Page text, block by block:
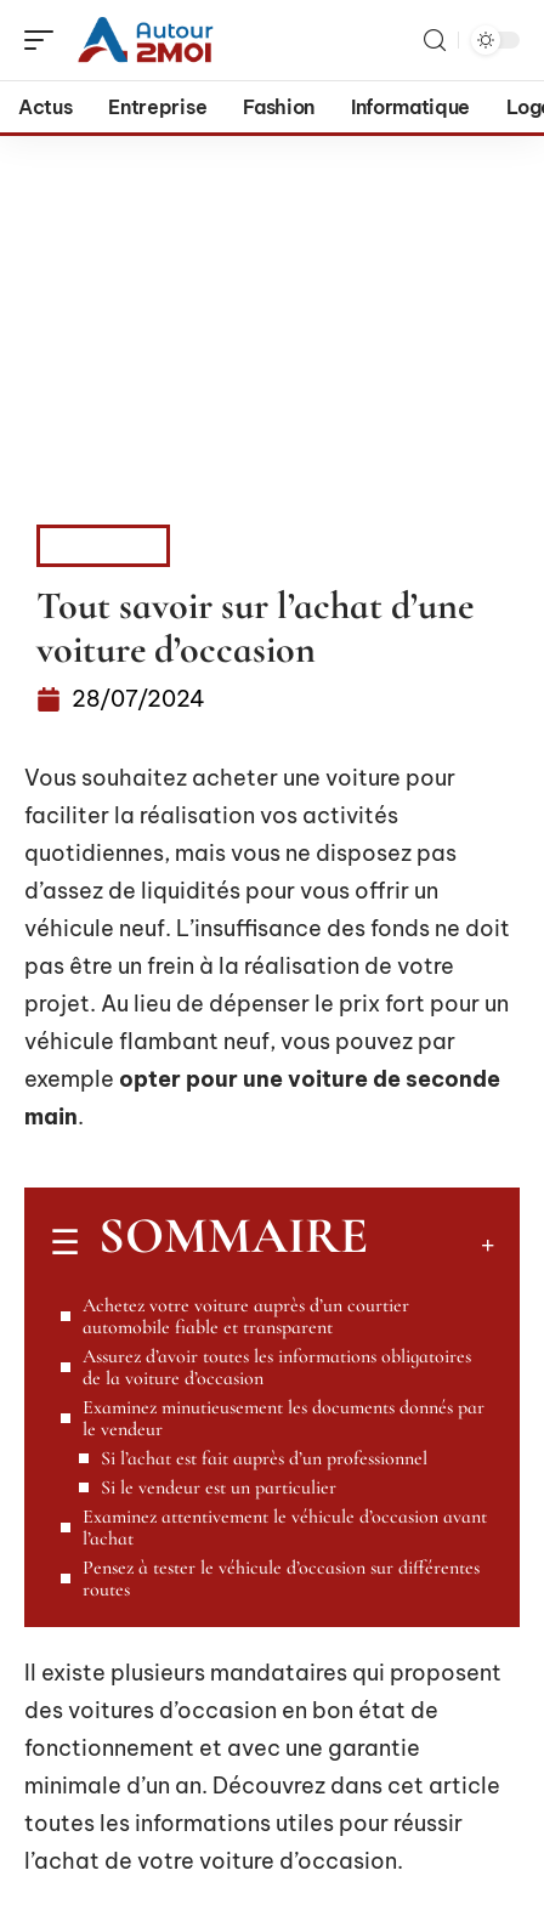
Actus Entreprise Fashion Informatique
Tout savoir sur l’achat d’une
voiture d’occasion
28/07/2024
Vous souhaitez acheter une voiture pour
faciliter la réalisation vos activités
quotidiennes, mais vous ne disposez pas
d’assez de liquidités pour vous offrir un
véhicule neuf. L’insuffisance des fonds ne doit
pas être un frein à la réalisation de votre
projet. Au lieu de dépenser le prix fort pour un
véhicule flambant neuf, vous pouvez par
exemple opter pour une voiture de seconde
main.
SOMMAIRE
Achetez votre voiture auprès d’un courtier
automobile fiable et transparent
Assurez d’avoir toutes les informations obligatoires
de la voiture d’occasion
Examinez minutieusement les documents donnés par
le vendeur
Si l’achat est fait auprès d’un professionnel
Si le vendeur est un particulier
Examinez attentivement le véhicule d’occasion avant
l’achat
Pensez à tester le véhicule d’occasion sur différentes
routes
Il existe plusieurs mandataires qui proposent
des voitures d’occasion en bon état de
fonctionnement et avec une garantie
minimale d’un an. Découvrez dans cet article
toutes les informations utiles pour réussir
l’achat de votre voiture d’occasion.